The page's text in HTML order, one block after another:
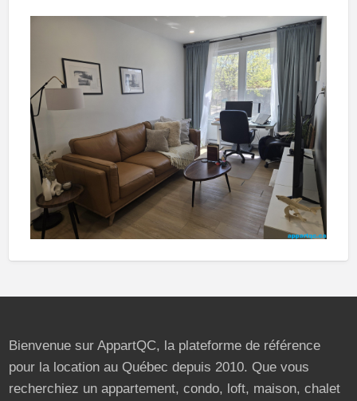
Bienvenue sur AppartQC, la plateforme de référence
pour la location au Québec depuis 2010. Que vous
recherchiez un appartement, condo, loft, maison, chalet